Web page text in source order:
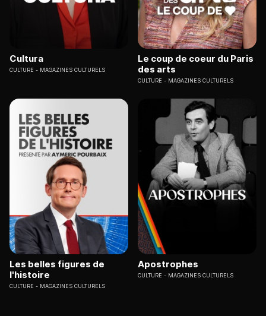
Cultura
CULTURE MAGAZINES CULTURELS
Le coup de coeur du Paris
des arts
CULTURE MAGAZINES CULTURELS
Les belles figures de
l'histoire
CULTURE MAGAZINES CULTURELS
Apostrophes
CULTURE MAGAZINES CULTURELS